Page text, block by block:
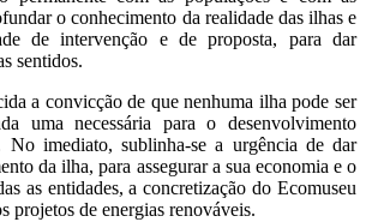
o conhecimento da realidade das ilhas e
de intervenção e de proposta, para dar
sentidos.
a convicção de que nenhuma ilha pode ser
uma necessária para o desenvolvimento
No imediato, sublinha-se a urgência de dar
da ilha, para assegurar a sua economia e o
as entidades, a concretização do Ecomuseu
projetos de energias renováveis.